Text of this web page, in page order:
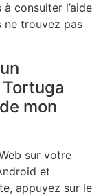
consulter l’aide
ne trouvez pas
mon
sur votre
et
appuyez sur le